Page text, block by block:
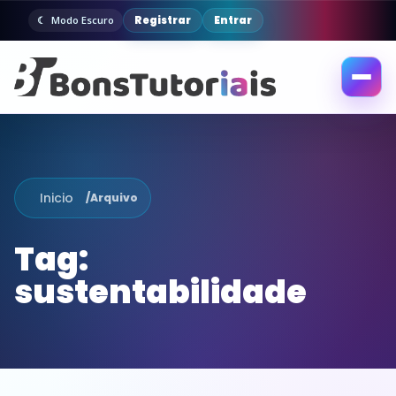
Modo Escuro Registrar Entrar
Abrir
Inicio /Arquivo
Tag:
sustentabilidade